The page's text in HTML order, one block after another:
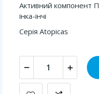
Активний компонент
інка-інчі
Серія Atopicas